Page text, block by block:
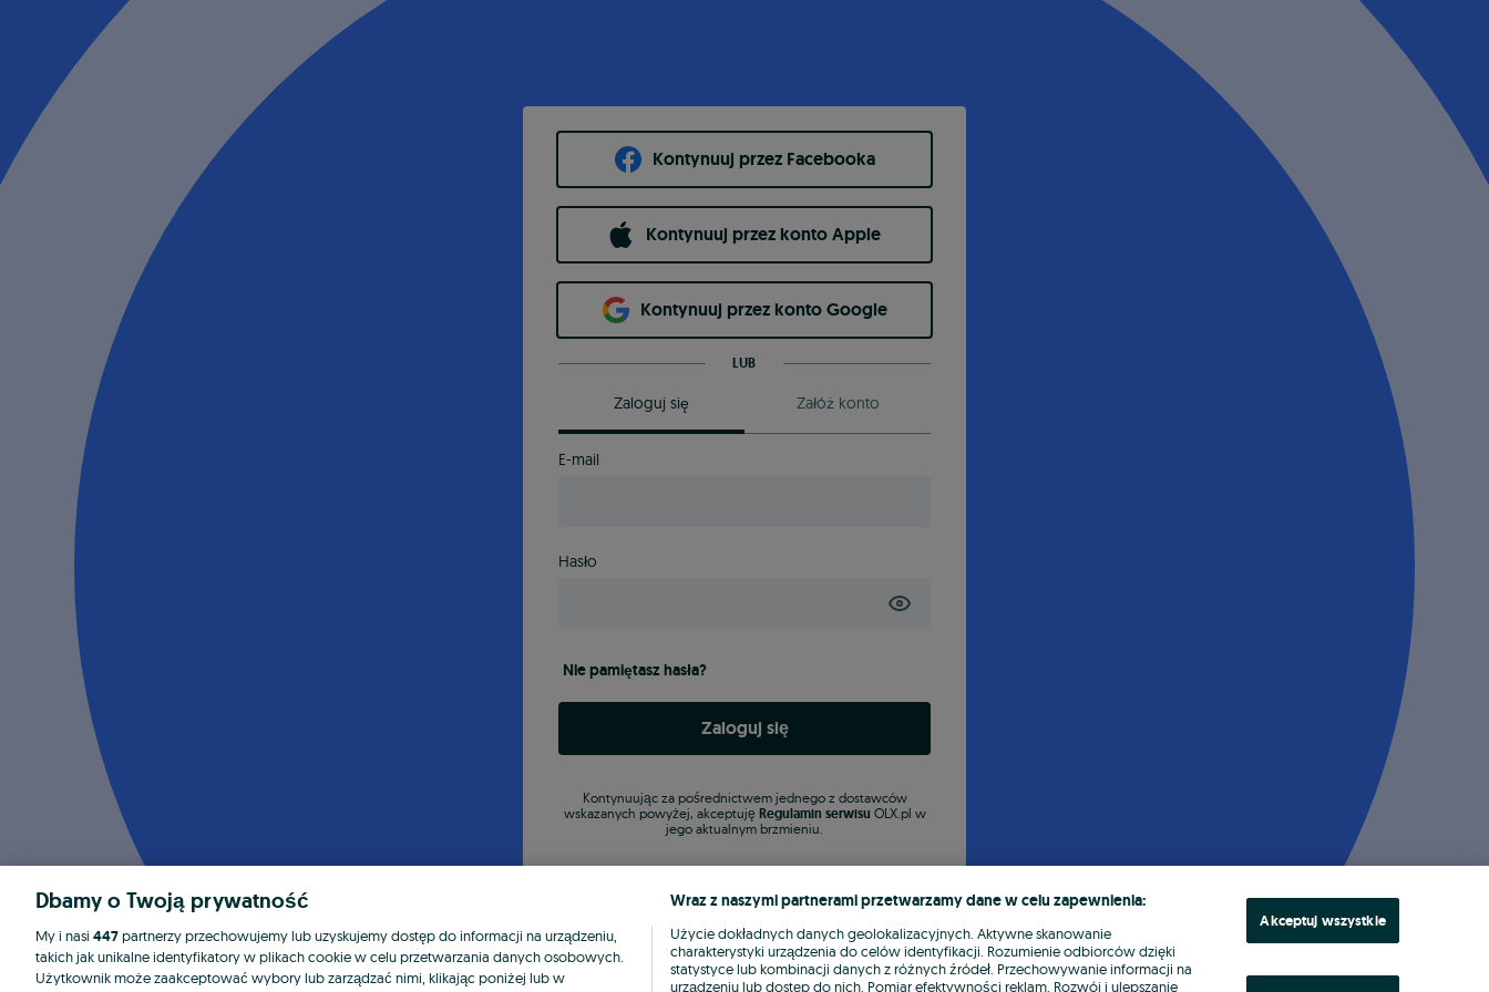
Kontynuuj przez Facebooka
Kontynuuj przez konto Apple
Kontynuuj przez konto Google
LUB
Zaloguj się Załóż konto
E-mail
Hasło
Nie pamiętasz hasła?
Zaloguj się
Kontynuując za pośrednictwem jednego z dostawców
wskazanych powyżej, akceptuję Regulamin serwisu OLX.pl w
jego aktualnym brzmieniu.
Dbamy o Twoją prywatność
My i nasi 447partnerzy przechowujemy lub uzyskujemy dostęp do informacji na urządzeniu,
takich jak unikalne identyfikatory w plikach cookie w celu przetwarzania danych osobowych.
Użytkownik może zaakceptować wybory lub zarządzać nimi, klikając poniżej lub w
Wraz z naszymi partnerami przetwarzamy dane w celu zapewnienia:
Użycie dokładnych danych geolokalizacyjnych. Aktywne skanowanie
charakterystyki urządzenia do celów identyfikacji. Rozumienie odbiorców dzięki
statystyce lub kombinacji danych z różnych źródeł. Przechowywanie informacji na
urządzeniu lub dostęp do nich. Pomiar efektywności reklam. Rozwój i ulepszanie
Akceptuj wszystkie